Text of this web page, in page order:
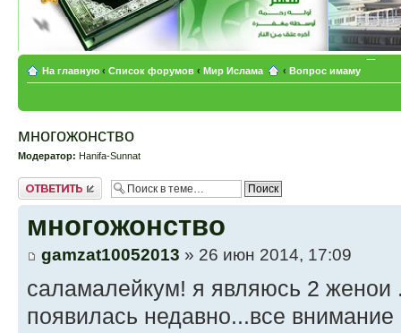
На главную ‹ Список форумов ‹ Мир Ислама ‹ Вопрос имаму
многожонство
Модератор: Hanifa-Sunnat
Ответить
многожонство
gamzat10052013 » 26 июн 2014, 17:09
саламалейкум! я являюсь 2 женои
появилась недавно...все